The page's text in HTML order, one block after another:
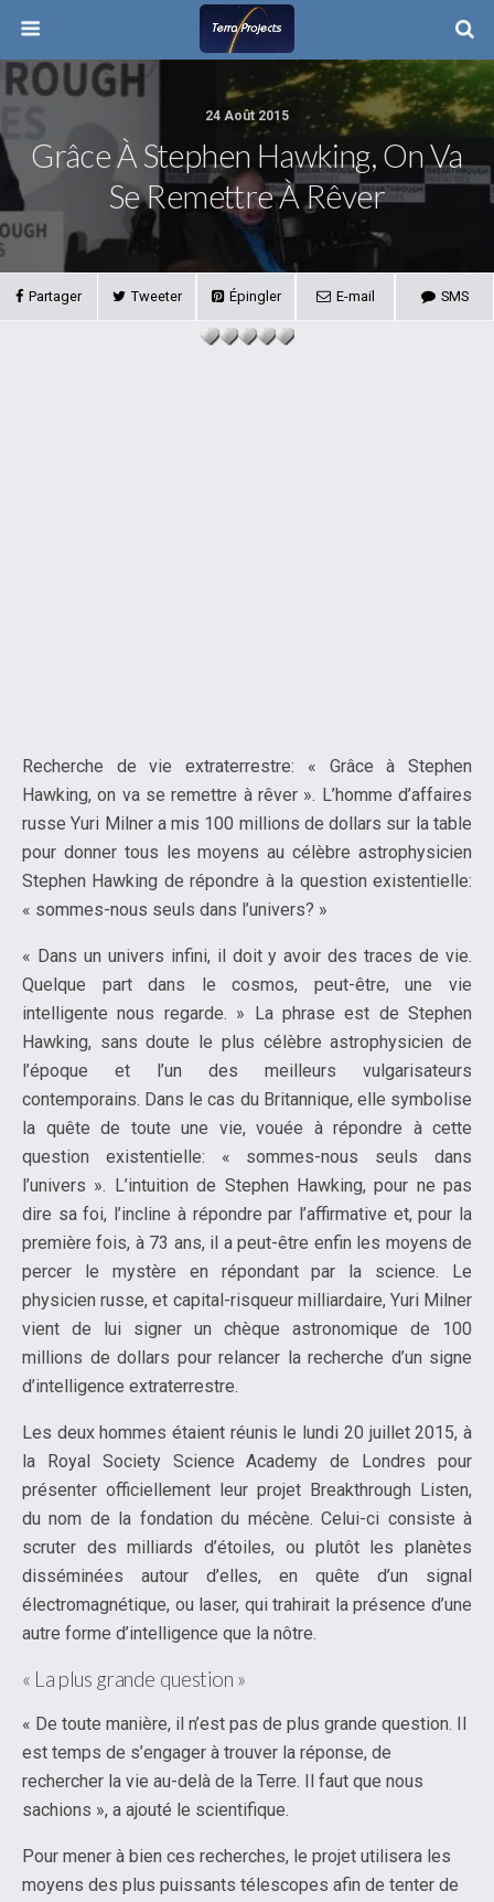
24 Août 2015
Grâce À Stephen Hawking, On Va
Se Remettre À Rêver
Partager Tweeter Épingler E-mail SMS
Recherche de vie extraterrestre: « Grâce à Stephen
Hawking, on va se remettre à rêver ». L’homme d’affaires
russe Yuri Milner a mis 100 millions de dollars sur la table
pour donner tous les moyens au célèbre astrophysicien
Stephen Hawking de répondre à la question existentielle:
« sommes-nous seuls dans l’univers? »
« Dans un univers infini, il doit y avoir des traces de vie.
Quelque part dans le cosmos, peut-être, une vie
intelligente nous regarde. » La phrase est de Stephen
Hawking, sans doute le plus célèbre astrophysicien de
l’époque et l’un des meilleurs vulgarisateurs
contemporains. Dans le cas du Britannique, elle symbolise
la quête de toute une vie, vouée à répondre à cette
question existentielle: « sommes-nous seuls dans
l’univers ». L’intuition de Stephen Hawking, pour ne pas
dire sa foi, l’incline à répondre par l’affirmative et, pour la
première fois, à 73 ans, il a peut-être enfin les moyens de
percer le mystère en répondant par la science. Le
physicien russe, et capital-risqueur milliardaire, Yuri Milner
vient de lui signer un chèque astronomique de 100
millions de dollars pour relancer la recherche d’un signe
d’intelligence extraterrestre.
Les deux hommes étaient réunis le lundi 20 juillet 2015, à
la Royal Society Science Academy de Londres pour
présenter officiellement leur projet Breakthrough Listen,
du nom de la fondation du mécène. Celui-ci consiste à
scruter des milliards d’étoiles, ou plutôt les planètes
disséminées autour d’elles, en quête d’un signal
électromagnétique, ou laser, qui trahirait la présence d’une
autre forme d’intelligence que la nôtre.
« La plus grande question »
« De toute manière, il n’est pas de plus grande question. Il
est temps de s’engager à trouver la réponse, de
rechercher la vie au-delà de la Terre. Il faut que nous
sachions », a ajouté le scientifique.
Pour mener à bien ces recherches, le projet utilisera les
moyens des plus puissants télescopes afin de tenter de